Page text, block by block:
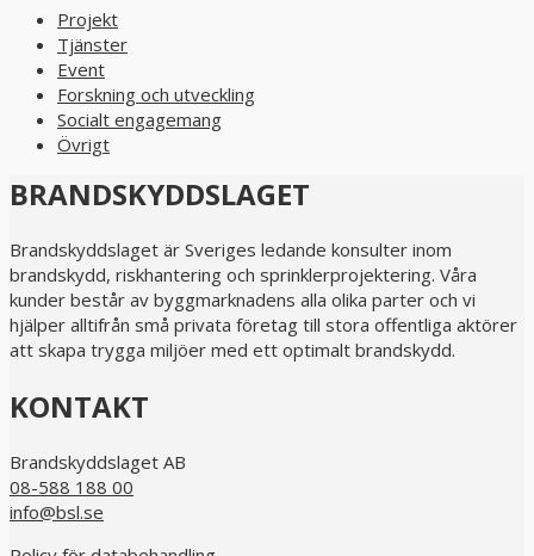
Projekt
Tjänster
Event
Forskning och utveckling
Socialt engagemang
Övrigt
BRANDSKYDDSLAGET
Brandskyddslaget är Sveriges ledande konsulter inom
brandskydd, riskhantering och sprinklerprojektering. Våra
kunder består av byggmarknadens alla olika parter och vi
hjälper alltifrån små privata företag till stora offentliga aktörer
att skapa trygga miljöer med ett optimalt brandskydd.
KONTAKT
Brandskyddslaget AB
08-588 188 00
info@bsl.se